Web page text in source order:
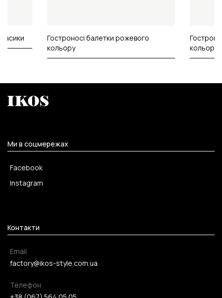
Гостроносі балетки рожевого
кольору
кольору
Ми в соцмережах
Facebook
Instagram
Контакти
Email
factory@ikos-style.com.ua
Телефон